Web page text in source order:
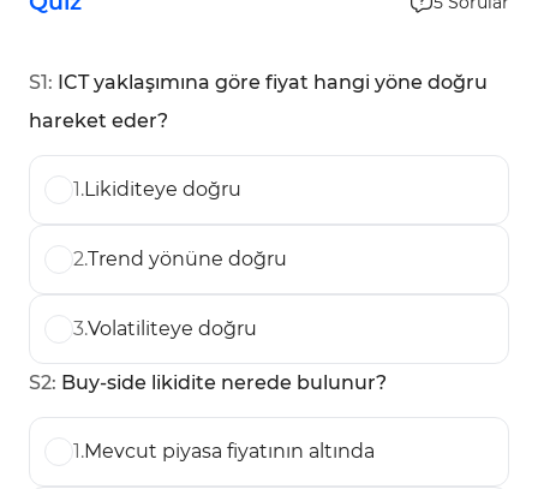
S1: ICT yaklaşımına göre fiyat hangi yöne doğru
hareket eder?
1.Likiditeye doğru
2.Trend yönüne doğru
3.Volatiliteye doğru
S2: Buy-side likidite nerede bulunur?
1.Mevcut piyasa fiyatının altında